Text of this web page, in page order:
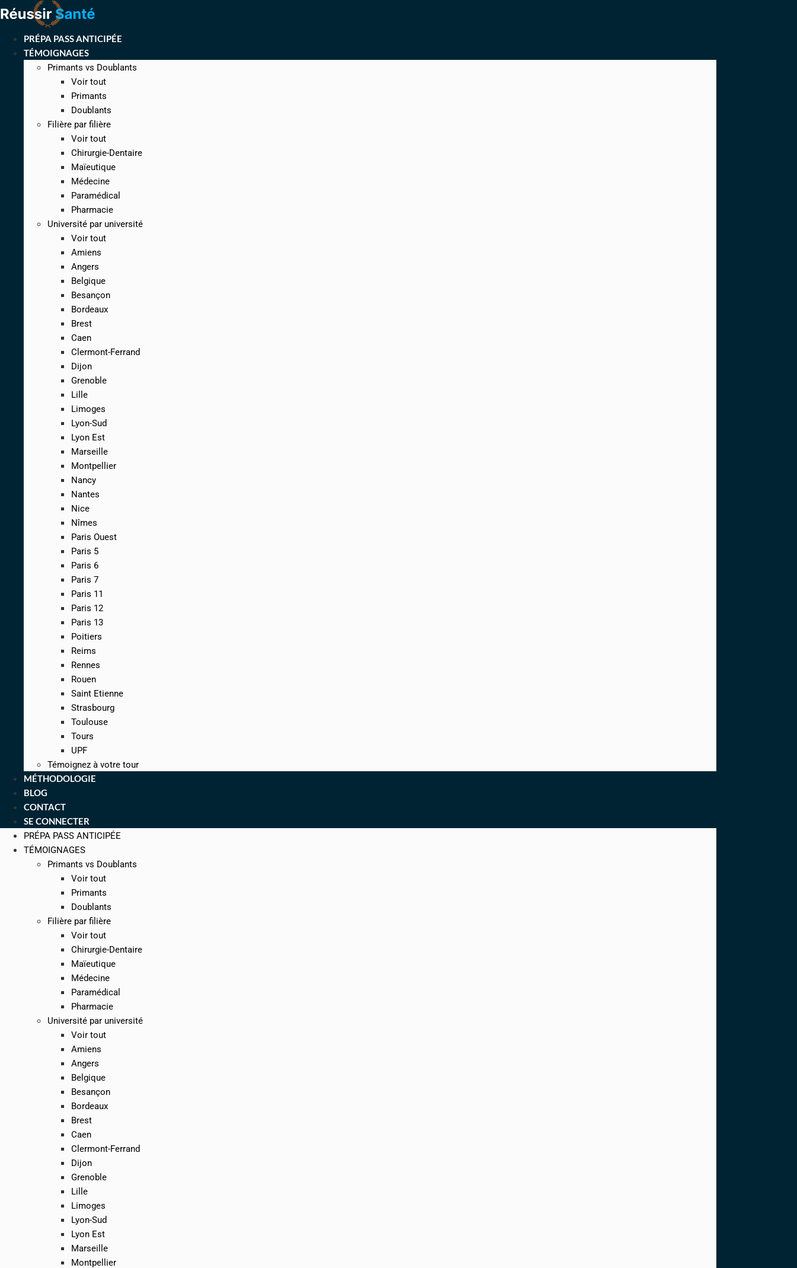
Aller
au
contenuPRÉPA PASS ANTICIPÉE
TÉMOIGNAGES
Primants vs Doublants
Voir tout
Primants
Doublants
Filière par filière
Voir tout
Chirurgie-Dentaire
Maïeutique
Médecine
Paramédical
Pharmacie
Université par université
Voir tout
Amiens
Angers
Belgique
Besançon
Bordeaux
Brest
Caen
Clermont-Ferrand
Dijon
Grenoble
Lille
Limoges
Lyon-Sud
Lyon Est
Marseille
Montpellier
Nancy
Nantes
Nice
Nîmes
Paris Ouest
Paris 5
Paris 6
Paris 7
Paris 11
Paris 12
Paris 13
Poitiers
Reims
Rennes
Rouen
Saint Etienne
Strasbourg
Toulouse
Tours
UPF
Témoignez à votre tour
MÉTHODOLOGIE
BLOG
CONTACT
SE CONNECTER
PRÉPA PASS ANTICIPÉE
TÉMOIGNAGES
Primants vs Doublants
Voir tout
Primants
Doublants
Filière par filière
Voir tout
Chirurgie-Dentaire
Maïeutique
Médecine
Paramédical
Pharmacie
Université par université
Voir tout
Amiens
Angers
Belgique
Besançon
Bordeaux
Brest
Caen
Clermont-Ferrand
Dijon
Grenoble
Lille
Limoges
Lyon-Sud
Lyon Est
Marseille
Montpellier